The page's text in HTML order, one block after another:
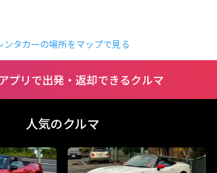
ンタカーの場所をマップで見る
プリで出発・返却できるクルマ
人気のクルマ